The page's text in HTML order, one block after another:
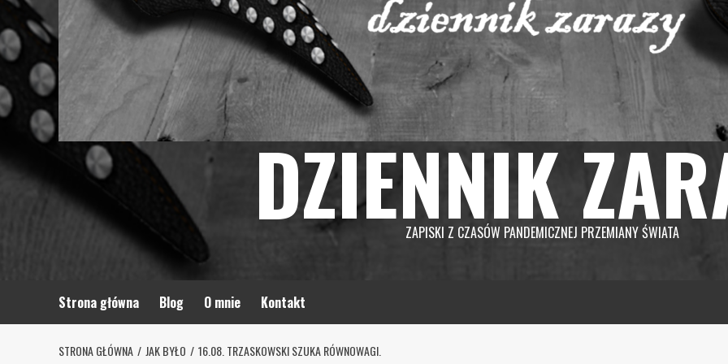
DZIENNIK
ZAPISKI Z CZASÓW PANDEMICZNEJ PRZEMIANY ŚWIATA
Strona główna Blog O mnie Kontakt
STRONA GŁÓWNA JAK BYŁO 16.08. TRZASKOWSKI SZUKA RÓWNOWAGI.